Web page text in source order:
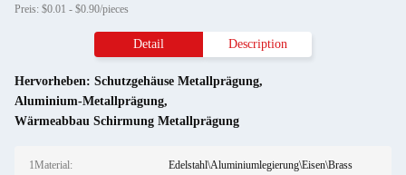
Preis: $0.01 - $0.90/pieces
Detail Description
Hervorheben: Schutzgehäuse Metallprägung,
Aluminium-Metallprägung,
Wärmeabbau Schirmung Metallprägung
1Material: Edelstahl\Aluminiumlegierung\Eisen\Brass